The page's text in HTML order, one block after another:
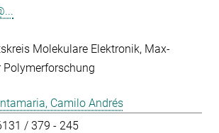
Molekulare Elektronik Max-
Camilo Andrés
/ 379 - 245